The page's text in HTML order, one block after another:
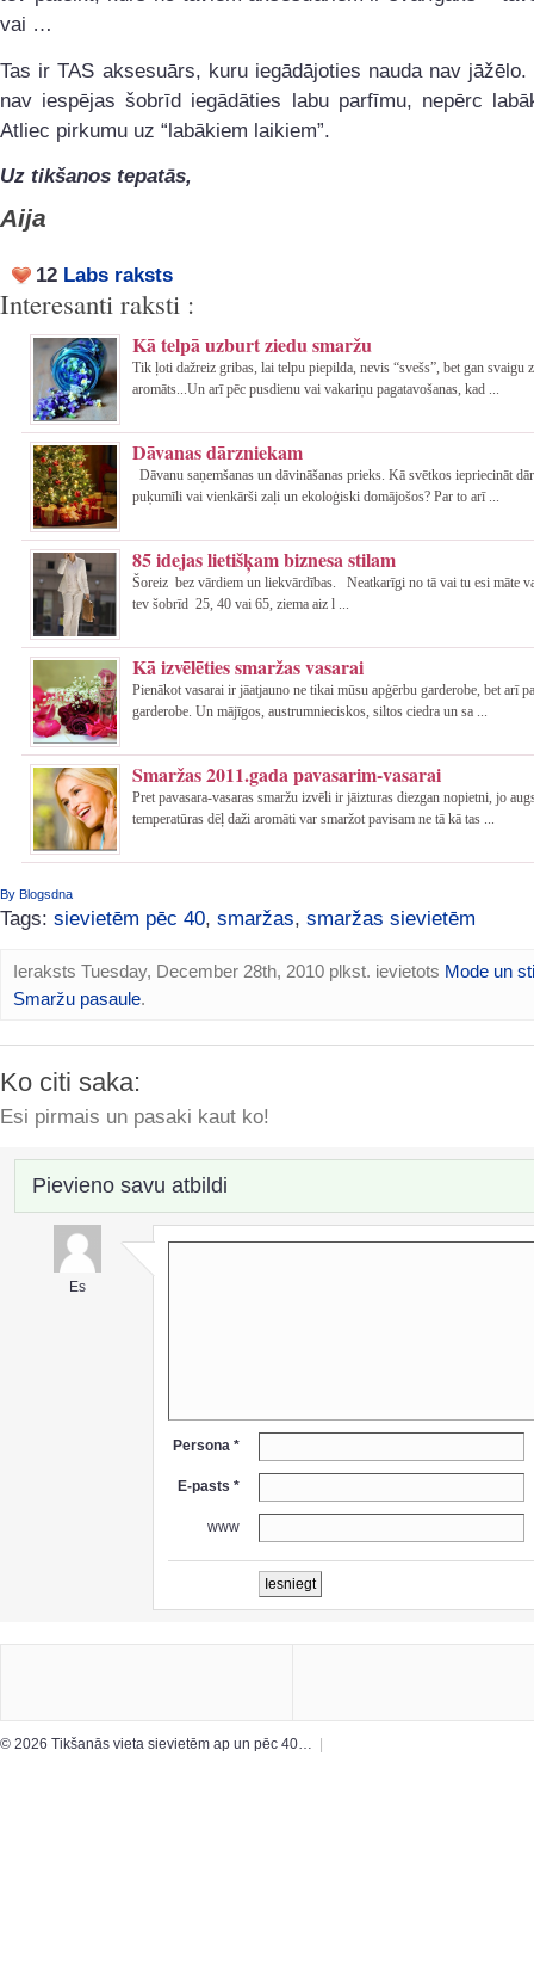
vai …
Tas ir TAS aksesuārs, kuru iegādājoties nauda nav
nav iespējas šobrīd iegādāties labu parfīmu, nepērc
Atliec pirkumu uz “labākiem laikiem”.
Uz tikšanos tepatās,
Aija
12 Labs raksts
Interesanti raksti :
Kā telpā uzburt ziedu smaržu
Tik ļoti dažreiz gribas, lai telpu piepilda, nevis “svešs”, bet gan svaigu
aromāts...Un arī pēc pusdienu vai vakariņu pagatavošanas, kad ...
Dāvanas dārzniekam
Dāvanu saņemšanas un dāvināšanas prieks. Kā svētkos iepriecināt
puķumīli vai vienkārši zaļi un ekoloģiski domājošos? Par to arī ...
85 idejas lietišķam biznesa stilam
Šoreiz bez vārdiem un liekvārdības. Neatkarīgi no tā vai tu esi māte
tev šobrīd 25, 40 vai 65, ziema aiz l ...
Kā izvēlēties smaržas vasarai
Pienākot vasarai ir jāatjauno ne tikai mūsu apģērbu garderobe, bet arī
garderobe. Un mājīgos, austrumnieciskos, siltos ciedra un sa ...
Smaržas 2011.gada pavasarim-vasarai
Pret pavasara-vasaras smaržu izvēli ir jāizturas diezgan nopietni, jo
temperatūras dēļ daži aromāti var smaržot pavisam ne tā kā tas ...
By Blogsdna
Tags: sievietēm pēc 40, smaržas, smaržas sievietēm
Ieraksts Tuesday, December 28th, 2010 plkst. ievietots Mode un
Smaržu pasaule.
Ko citi saka:
Esi pirmais un pasaki kaut ko!
Pievieno savu atbildi
Es
Persona *
E-pasts *
www
© 2026 Tikšanās vieta sievietēm ap un pēc 40… |